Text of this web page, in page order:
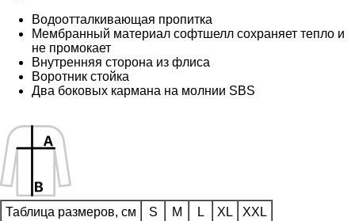
Водоотталкивающая пропитка
Мембранный материал софтшелл сохраняет тепло и
не промокает
Внутренняя сторона из флиса
Воротник стойка
Два боковых кармана на молнии SBS
Таблица размеров, см S M L XL
XXL